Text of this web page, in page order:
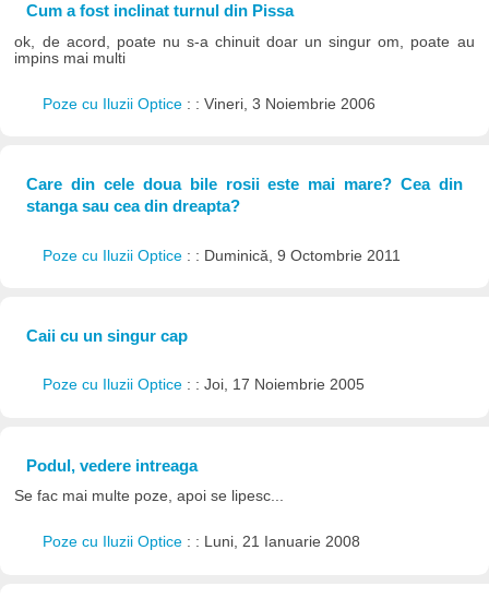
Cum a fost inclinat turnul din Pissa
ok, de acord, poate nu s-a chinuit doar un singur om, poate au
impins mai multi
Poze cu Iluzii Optice : : Vineri, 3 Noiembrie 2006
Care din cele doua bile rosii este mai mare? Cea din
stanga sau cea din dreapta?
Poze cu Iluzii Optice : : Duminică, 9 Octombrie 2011
Caii cu un singur cap
Poze cu Iluzii Optice : : Joi, 17 Noiembrie 2005
Podul, vedere intreaga
Se fac mai multe poze, apoi se lipesc...
Poze cu Iluzii Optice : : Luni, 21 Ianuarie 2008